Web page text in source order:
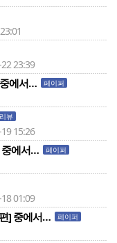
23:39
에서… 페이퍼
리뷰
15:26
중에서… 페이퍼
01:09
] 중에서… 페이퍼